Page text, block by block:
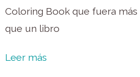
Coloring Book que fuera más
que un libro
Leer más